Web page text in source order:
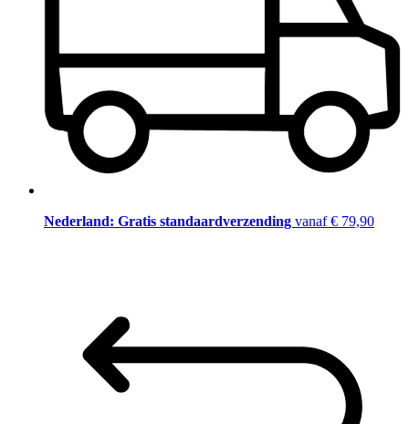
Nederland: Gratis standaardverzending vanaf € 79,90